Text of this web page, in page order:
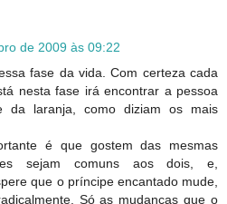
de 2009 às 09:22
fase da vida. Com certeza cada
nesta fase irá encontrar a pessoa
da laranja, como diziam os mais
é que gostem das mesmas
sejam comuns aos dois, e,
que o príncipe encantado mude,
Só as mudanças que o